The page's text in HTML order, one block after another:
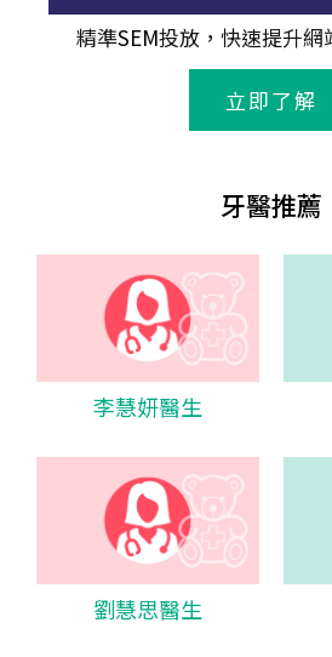
精準SEM投放，快速提升網
立即了解
牙醫推薦
李慧妍醫生
劉慧思醫生